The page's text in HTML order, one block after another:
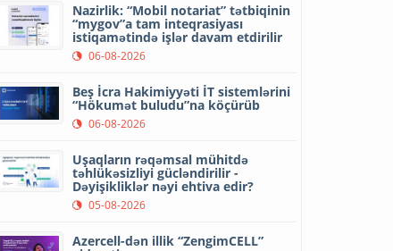
Nazirlik: “Mobil notariat” tətbiqinin
“mygov”a tam inteqrasiyası
istiqamətində işlər davam etdirilir
06-08-2026
Beş İcra Hakimiyyəti İT sistemlərini
“Hökumət buludu”na köçürüb
06-08-2026
Uşaqların rəqəmsal mühitdə
təhlükəsizliyi gücləndirilir -
Dəyişikliklər nəyi ehtiva edir?
05-08-2026
Azercell-dən illik “ZengimCELL”